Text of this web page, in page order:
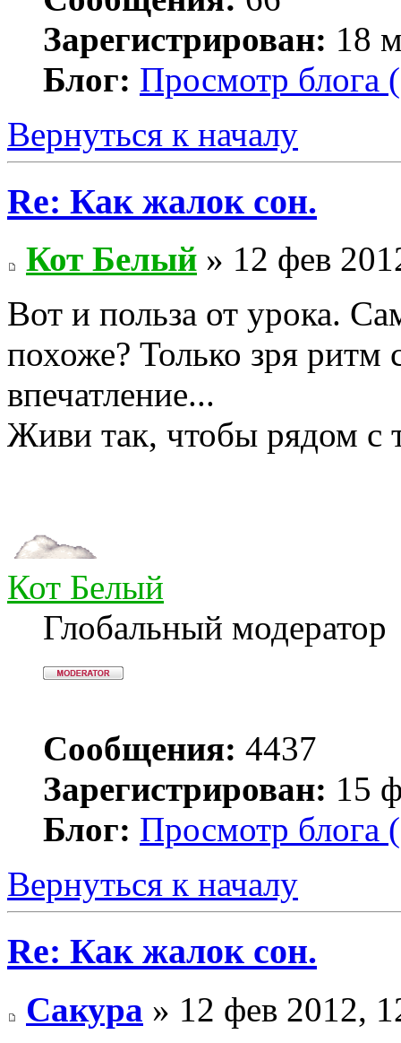
Зарегистрирован: 18
Блог: Просмотр блога
Вернуться к началу
Re: Как жалок сон.
Кот Белый » 12 фев
Вот и польза от урока.
похоже? Только зря ритм
впечатление...
Живи так, чтобы рядом с
Кот Белый
Глобальный модератор
Сообщения: 4437
Зарегистрирован: 15
Блог: Просмотр блога
Вернуться к началу
Re: Как жалок сон.
Сакура » 12 фев 2012,